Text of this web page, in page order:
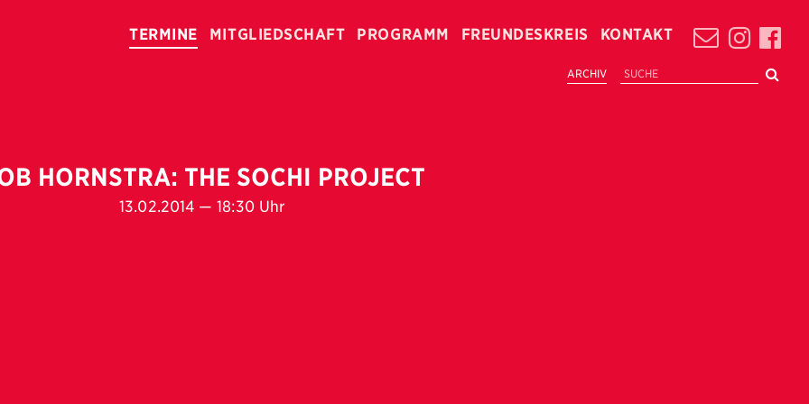
TERMINE MITGLIEDSCHAFT PROGRAMM FREUNDESKREIS KONTAKT
ARCHIV
HORNSTRA: THE SOCHI PROJECT
13.02.2014 — 18:30 Uhr